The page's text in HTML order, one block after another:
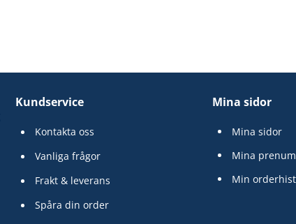
Kundservice
Kontakta oss
Vanliga frågor
Frakt & leverans
Spåra din order
Mina sidor
Mina sidor
Mina
Min